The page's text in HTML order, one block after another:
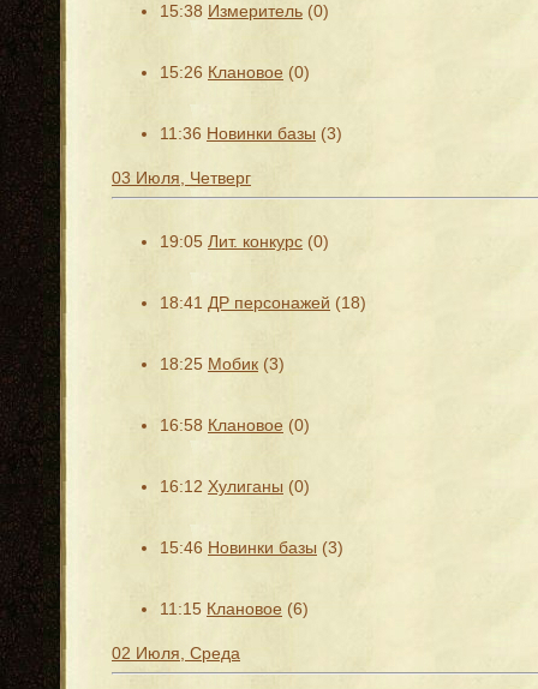
15:38 Измеритель (0)
15:26 Клановое (0)
11:36 Новинки базы (3)
03 Июля, Четверг
19:05 Лит. конкурс (0)
18:41 ДР персонажей (18)
18:25 Мобик (3)
16:58 Клановое (0)
16:12 Хулиганы (0)
15:46 Новинки базы (3)
11:15 Клановое (6)
02 Июля, Среда